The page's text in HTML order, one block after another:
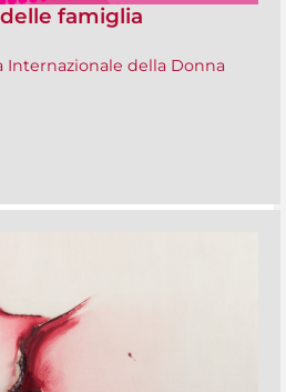
famiglia
Internazionale della Donna